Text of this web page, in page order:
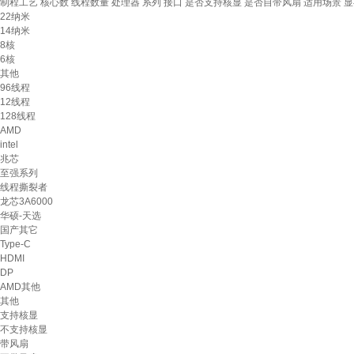
制程工艺 核心数 线程数量 处理器 系列 接口 是否支持核显 是否自带风扇 适用场景
22纳米
14纳米
8核
6核
其他
96线程
12线程
128线程
AMD
intel
兆芯
至强系列
线程撕裂者
龙芯3A6000
华硕-天选
国产其它
Type-C
HDMI
DP
AMD其他
其他
支持核显
不支持核显
带风扇